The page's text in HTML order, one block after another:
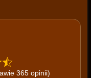
365 opinii)